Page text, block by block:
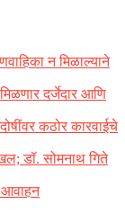
न मिळाल्याने
दर्जेदार आणि
कठोर कारवाईचे
डॉ. सोमनाथ गिते
आवाहन